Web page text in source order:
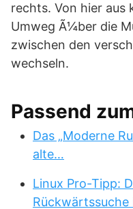
rechts. Von hier aus
Umweg Ã¼ber die
zwischen den
wechseln.
Passend
Das „Moderne
alte…
Linux Pro-Tipp: